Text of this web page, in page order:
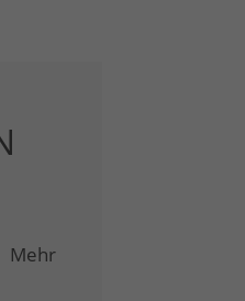
Mehr